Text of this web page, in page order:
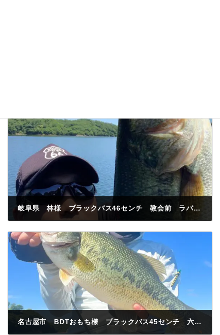
岐阜県 林様 ブラックバス46センチ 教会前 ラバージク
名古屋市 BDTおもち様 ブラックバス45センチ 六軒岩 スワンプクローラー